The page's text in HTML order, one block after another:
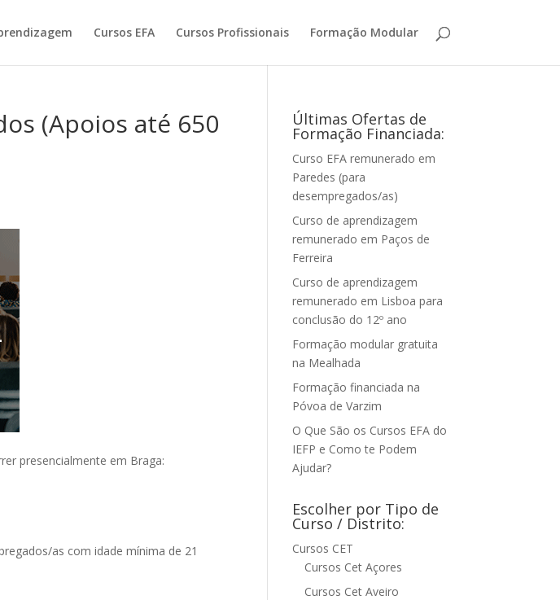
Cursos EFA Cursos Profissionais Formação Modular
(Apoios até 650
presencialmente em Braga:
as com idade mínima de 21
Últimas Ofertas de
Formação Financiada:
Curso EFA remunerado em
Paredes (para
desempregados/as)
Curso de aprendizagem
remunerado em Paços de
Ferreira
Curso de aprendizagem
remunerado em Lisboa para
conclusão do 12º ano
Formação modular gratuita
na Mealhada
Formação financiada na
Póvoa de Varzim
O Que São os Cursos EFA do
IEFP e Como te Podem
Ajudar?
Escolher por Tipo de
Curso / Distrito:
Cursos CET
Cursos Cet Açores
Cursos Cet Aveiro